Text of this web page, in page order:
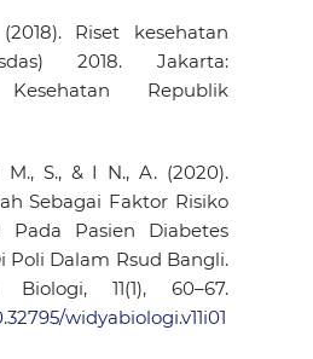
Riset kesehatan
2018. Jakarta:
Republik
S., & I N., A. (2020).
Sebagai Faktor Risiko
Pada Pasien Diabetes
Poli Dalam Rsud Bangli.
11(1), 60–67.
widyabiologi.v11i01